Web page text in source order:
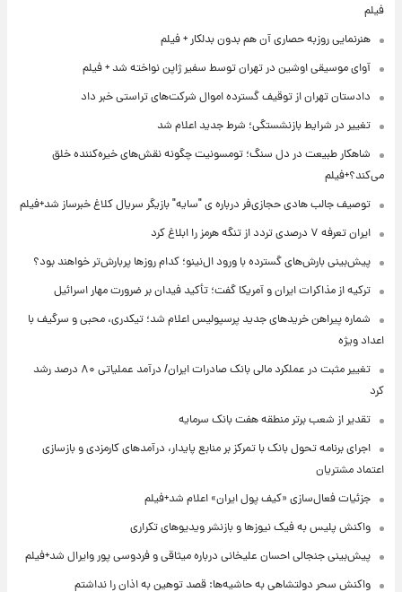
فیلم
هنرنمایی روزبه حصاری آن هم بدون بدلکار + فیلم
آوای موسیقی اوشین در تهران توسط سفیر ژاپن نواخته شد + فیلم
دادستان تهران از توقیف گسترده اموال شرکت‌های تراستی خبر داد
تغییر در شرایط بازنشستگی؛ شرط جدید اعلام شد
شاهکار طبیعت در دل سنگ؛ تومسونیت چگونه نقش‌های خیره‌کننده خلق
می‌کند؟+فیلم
توصیف جالب هادی حجازی‌فر درباره ی "سایه" بازیگر سریال کلاغ خبرساز شد+فیلم
ایران تعرفه ۷ درصدی تردد از تنگه هرمز را ابلاغ کرد
پیش‌بینی بارش‌های گسترده با ورود ال‌نینو؛ کدام روزها پربارش‌تر خواهند بود؟
ترکیه از مذاکرات ایران و آمریکا گفت؛ تأکید فیدان بر ضرورت مهار اسرائیل
شماره پیراهن خریدهای جدید پرسپولیس اعلام شد؛ تیکدری، محبی و سرگیف با
اعداد ویژه
تغییر مثبت در عملکرد مالی بانک صادرات ایران/ درآمد عملیاتی ۸۰ درصد رشد
کرد
تقدیر از شعب برتر منطقه هفت بانک سرمایه
اجرای برنامه تحول بانک با تمرکز بر منابع پایدار، درآمدهای کارمزدی و بازسازی
اعتماد مشتریان
جزئیات فعال‌سازی «کیف پول ایران» اعلام شد+فیلم
واکنش پلیس به فیک نیوزها و بازنشر ویدیوهای تکراری
پیش‌بینی جنجالی احسان علیخانی درباره میثاقی و فردوسی پور وایرال شد+فیلم
واکنش سحر دولتشاهی به حاشیه‌ها: قصد توهین به اذان را نداشتم